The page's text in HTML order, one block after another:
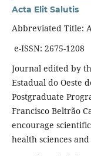
Acta Elit Salutis
Abbreviated Title:
e-ISSN: 2675-1208
Journal edited by
Estadual do Oeste
Postgraduate
Francisco Beltrão
encourage
health sciences